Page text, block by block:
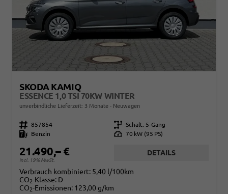
SKODA KAMIQ
ESSENCE 1,0 TSI 70KW WINTER
unverbindliche Lieferzeit: 3 Monate Neuwagen
Fahrzeugnr. 857854 Getriebe Schalt. 5-Gang
Kraftstoff
Benzin Leistung 70 kW (95 PS)
21.490,– €
incl. 19% MwSt.
DETAILS
Verbrauch kombiniert: 5,40 l/100km
CO2-Klasse: D
CO2-Emissionen: 123,00 g/km